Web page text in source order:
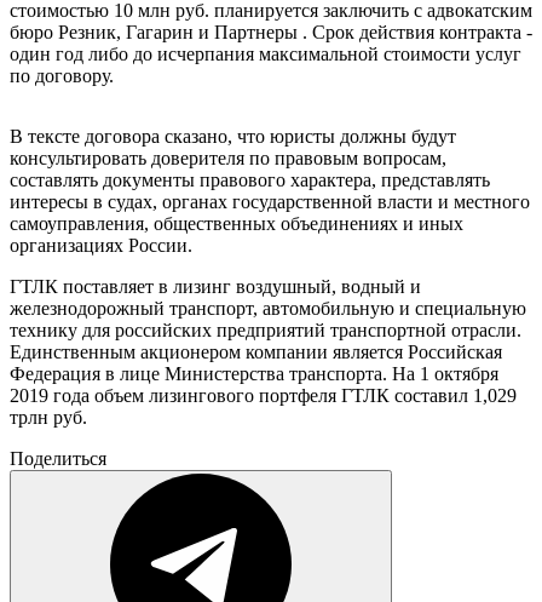
стоимостью 10 млн руб. планируется заключить с адвокатским
бюро Резник, Гагарин и Партнеры . Срок действия контракта -
один год либо до исчерпания максимальной стоимости услуг
по договору.
В тексте договора сказано, что юристы должны будут
консультировать доверителя по правовым вопросам,
составлять документы правового характера, представлять
интересы в судах, органах государственной власти и местного
самоуправления, общественных объединениях и иных
организациях России.
ГТЛК поставляет в лизинг воздушный, водный и
железнодорожный транспорт, автомобильную и специальную
технику для российских предприятий транспортной отрасли.
Единственным акционером компании является Российская
Федерация в лице Министерства транспорта. На 1 октября
2019 года объем лизингового портфеля ГТЛК составил 1,029
трлн руб.
Поделиться